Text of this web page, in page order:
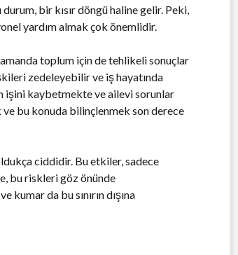
bir kısır döngü haline gelir. Peki,
yardım almak çok önemlidir.
toplum için de tehlikeli sonuçlar
zedeleyebilir ve iş hayatında
işini kaybetmekte ve ailevi sorunlar
ve bu konuda bilinçlenmek son derece
ciddidir. Bu etkiler, sadece
bu riskleri göz önünde
kumar da bu sınırın dışına